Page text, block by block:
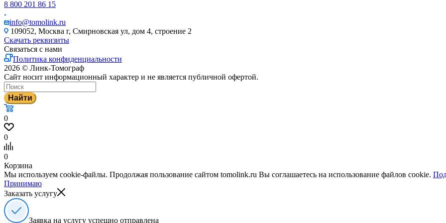
8 800 201 86 15
info@tomolink.ru
109052, Москва г, Смирновская ул, дом 4, строение 2
Скачать реквизиты
Связаться с нами
Политика конфиденциальности
2026 © Линк-Томограф
Сайт носит информационный характер и не является публичной офертой.
Найти
0
0
0
Корзина
Мы используем cookie-файлы. Продолжая пользование сайтом tomolink.ru Вы соглашаетесь на использование файлов cookie.
Принимаю
Заказать услугу
Заявка на услугу успешно отправлена